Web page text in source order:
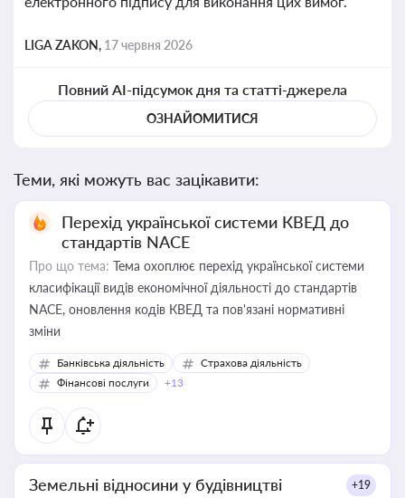
LIGA ZAKON, 17 червня 2026
Повний AI-підсумок дня та статті-джерела
ОЗНАЙОМИТИСЯ
Теми, які можуть вас зацікавити:
Перехід української системи КВЕД до
стандартів NACE
Про що тема: Тема охоплює перехід української системи
класифікації видів економічної діяльності до стандартів
NACE, оновлення кодів КВЕД та пов'язані нормативні
зміни
Банківська діяльність
Страхова діяльність
Фінансові послуги
+13
Земельні відносини у будівництві +19